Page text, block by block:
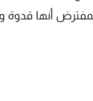
أنها قدوة